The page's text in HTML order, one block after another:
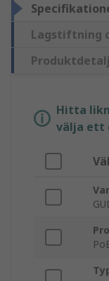
Lagstiftning
Hitta
välja ett